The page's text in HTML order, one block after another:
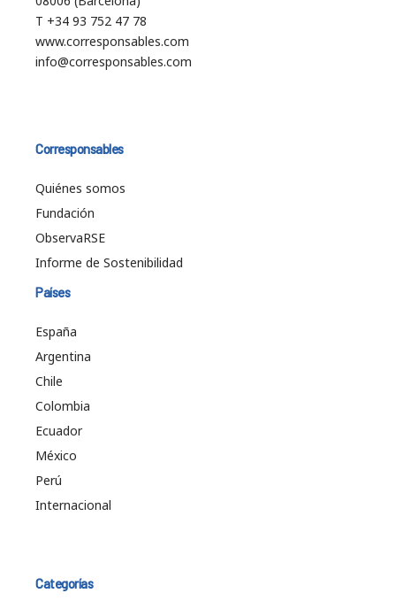
T +34 93 752 47 78
www.corresponsables.com
info@corresponsables.com
Corresponsables
Quiénes somos
Fundación
ObservaRSE
Informe de Sostenibilidad
Países
España
Argentina
Chile
Colombia
Ecuador
México
Perú
Internacional
Categorías